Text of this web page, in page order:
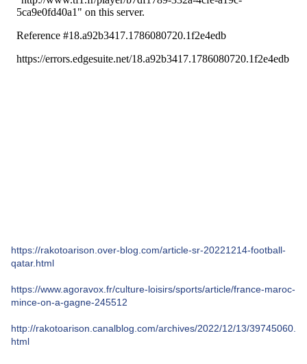
https://rakotoarison.over-blog.com/article-sr-20221214-football-
qatar.html
https://www.agoravox.fr/culture-loisirs/sports/article/france-maroc-
mince-on-a-gagne-245512
http://rakotoarison.canalblog.com/archives/2022/12/13/39745060.
html